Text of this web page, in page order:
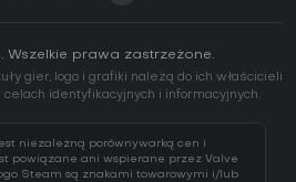
Wszelkie prawa zastrzeżone.
gier, logo i grafiki należą do ich właścicieli
identyfikacyjnych i informacyjnych.
niezależną porównywarką cen i
powiązane ani wspierane przez Valve
Steam są znakami towarowymi i/lub